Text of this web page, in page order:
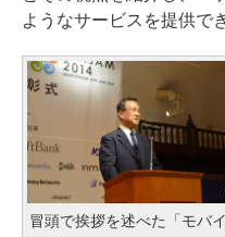
ようなサービスを提供で
冒頭で挨拶を述べた「モバイ